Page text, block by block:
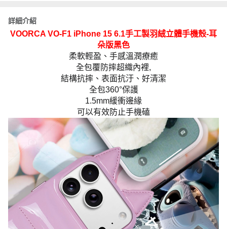
詳細介紹
VOORCA VO-F1 iPhone 15 6.1手工製羽絨立體手機殼-耳
朵版黑色
柔軟輕盈、手感溫潤療癒
全包覆防摔超織內裡,
結構抗摔、表面抗汙、好清潔
全包360°保護
1.5mm緩衝邊緣
可以有效防止手機磕